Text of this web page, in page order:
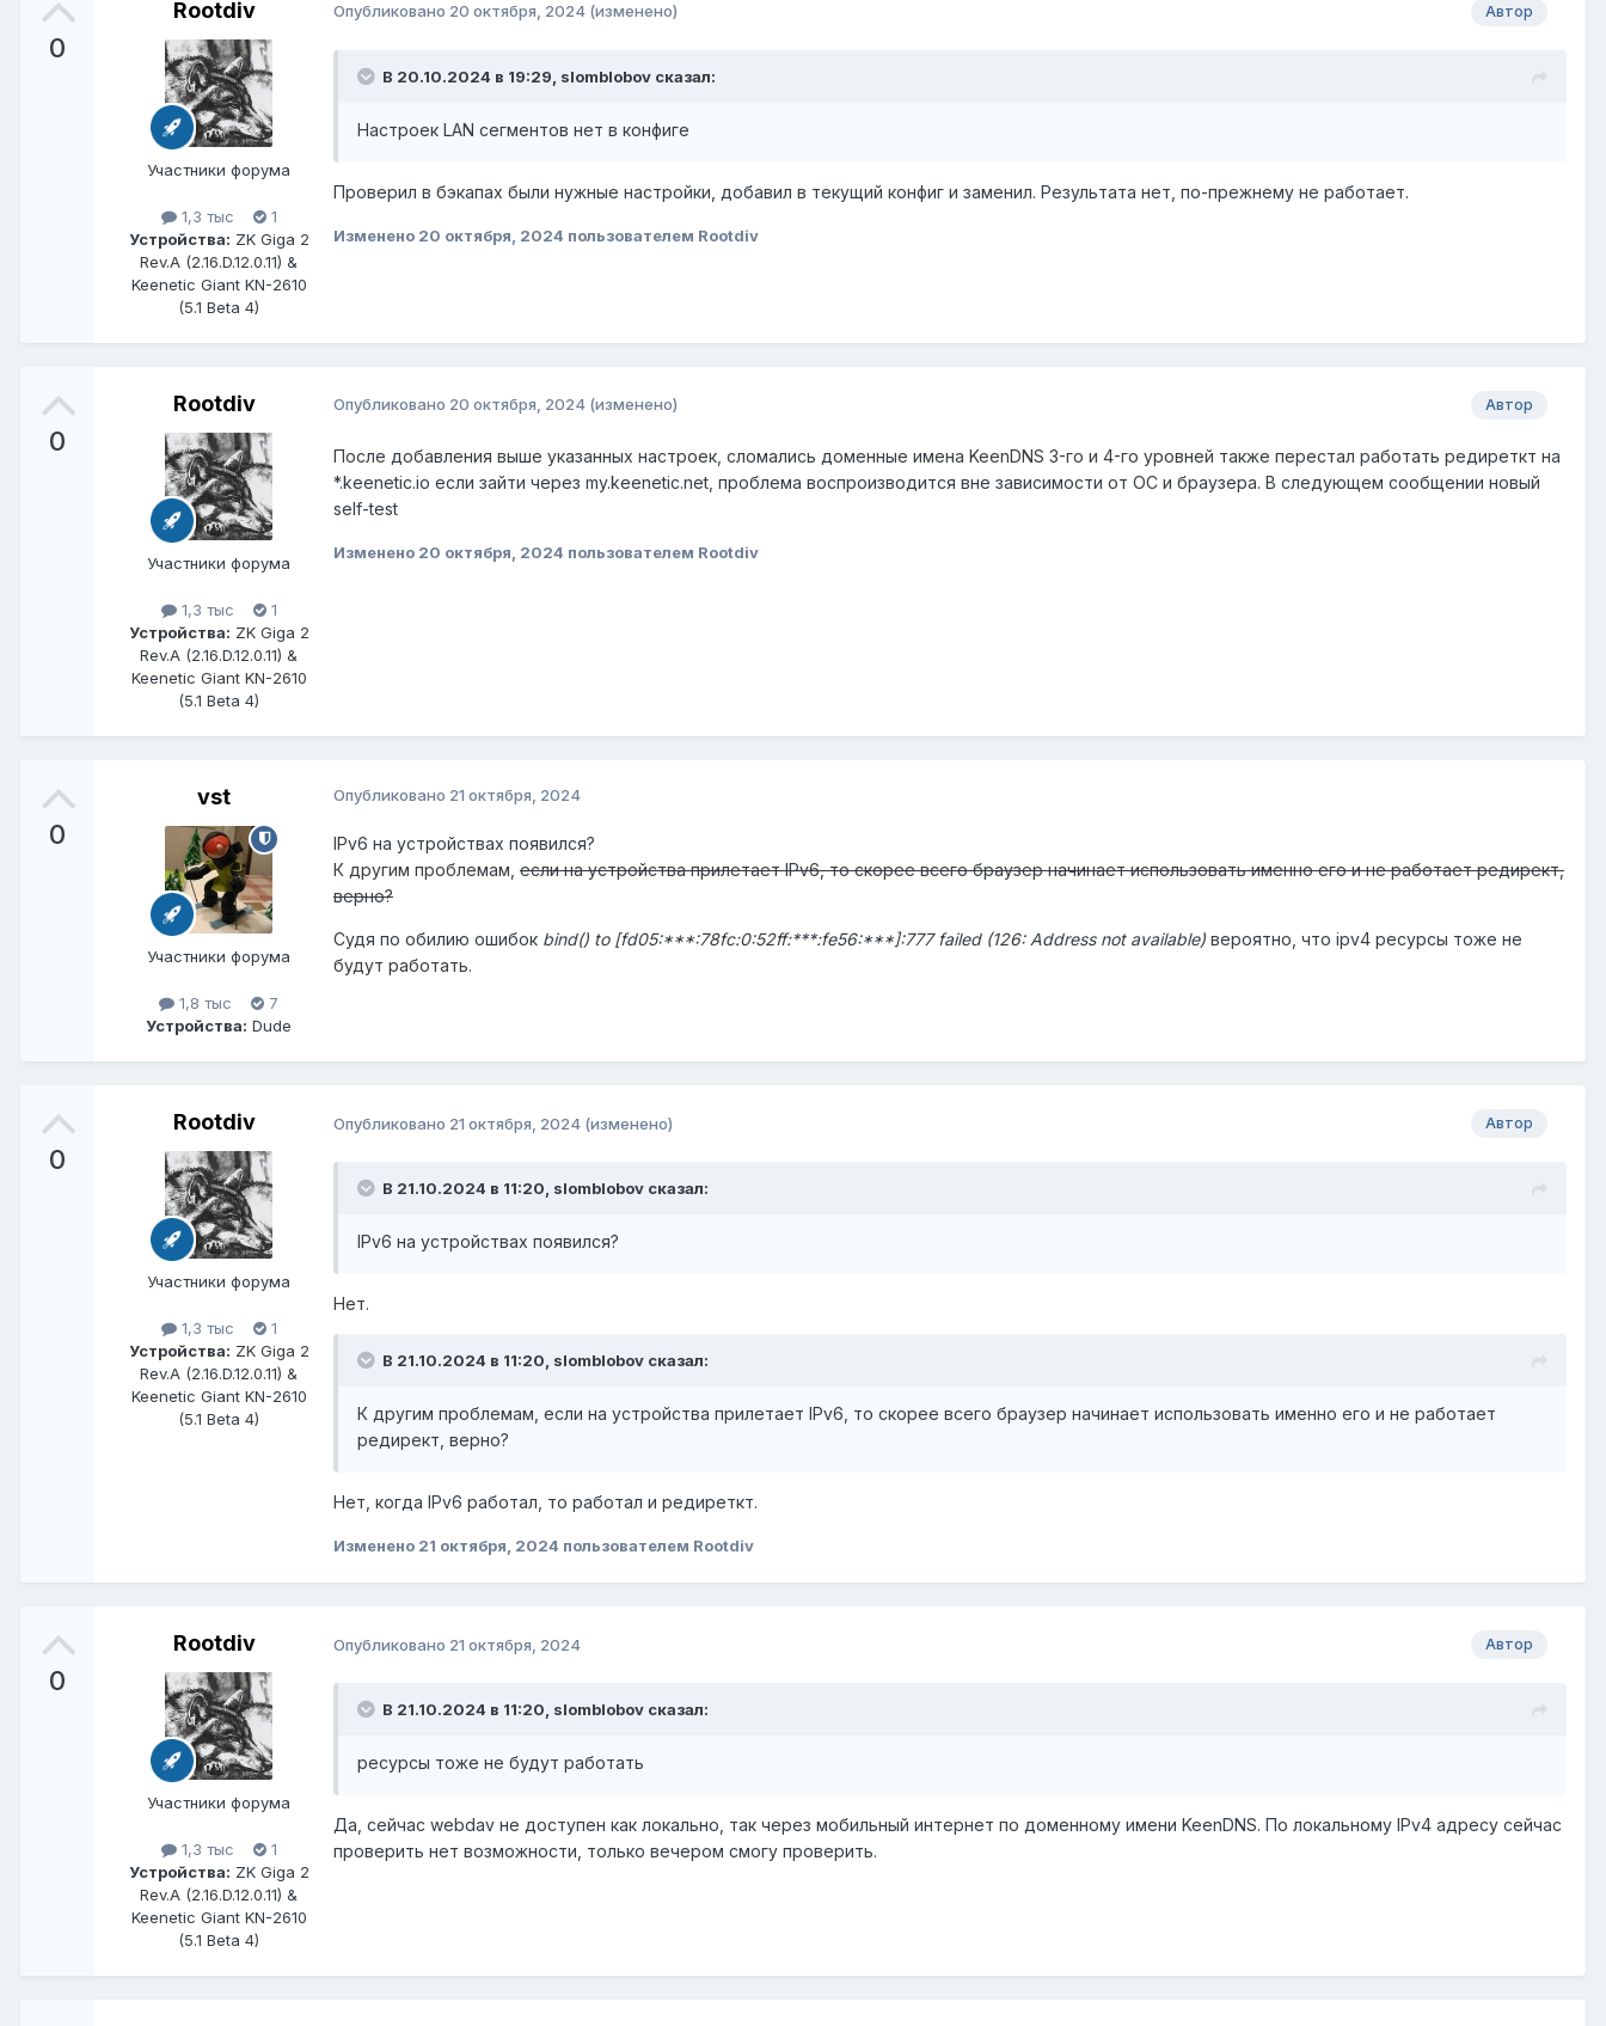
0
Rootdiv
Участники форума
1,3 тыс
1
Устройства: ZK Giga 2
Rev.A (2.16.D.12.0.11) &
Keenetic Giant KN-2610
(5.1 Beta 4)
Автор
Опубликовано 20 октября, 2024 (изменено)
В 20.10.2024 в 19:29, slomblobov сказал:
Настроек LAN сегментов нет в конфиге
Проверил в бэкапах были нужные настройки, добавил в текущий конфиг и заменил. Результата нет, по-прежнему не работает.
Изменено 20 октября, 2024 пользователем Rootdiv
0
Rootdiv
Участники форума
1,3 тыс
1
Устройства: ZK Giga 2
Rev.A (2.16.D.12.0.11) &
Keenetic Giant KN-2610
(5.1 Beta 4)
Автор
Опубликовано 20 октября, 2024 (изменено)
После добавления выше указанных настроек, сломались доменные имена KeenDNS 3-го и 4-го уровней также перестал работать редиреткт на
*.keenetic.io если зайти через my.keenetic.net, проблема воспроизводится вне зависимости от ОС и браузера. В следующем сообщении новый
self-test
Изменено 20 октября, 2024 пользователем Rootdiv
0
vst
Участники форума
1,8 тыс
7
Устройства: Dude
Опубликовано 21 октября, 2024
IPv6 на устройствах появился?
К другим проблемам, если на устройства прилетает IPv6, то скорее всего браузер начинает использовать именно его и не работает редирект,
верно?
Судя по обилию ошибок bind() to [fd05:***:78fc:0:52ff:***:fe56:***]:777 failed (126: Address not available) вероятно, что ipv4 ресурсы тоже не
будут работать.
0
Rootdiv
Участники форума
1,3 тыс
1
Устройства: ZK Giga 2
Rev.A (2.16.D.12.0.11) &
Keenetic Giant KN-2610
(5.1 Beta 4)
Автор
Опубликовано 21 октября, 2024 (изменено)
В 21.10.2024 в 11:20, slomblobov сказал:
IPv6 на устройствах появился?
Нет.
В 21.10.2024 в 11:20, slomblobov сказал:
К другим проблемам, если на устройства прилетает IPv6, то скорее всего браузер начинает использовать именно его и не работает
редирект, верно?
Нет, когда IPv6 работал, то работал и редиреткт.
Изменено 21 октября, 2024 пользователем Rootdiv
0
Rootdiv
Участники форума
1,3 тыс
1
Устройства: ZK Giga 2
Rev.A (2.16.D.12.0.11) &
Keenetic Giant KN-2610
(5.1 Beta 4)
Автор
Опубликовано 21 октября, 2024
В 21.10.2024 в 11:20, slomblobov сказал:
ресурсы тоже не будут работать
Да, сейчас webdav не доступен как локально, так через мобильный интернет по доменному имени KeenDNS. По локальному IPv4 адресу сейчас
проверить нет возможности, только вечером смогу проверить.